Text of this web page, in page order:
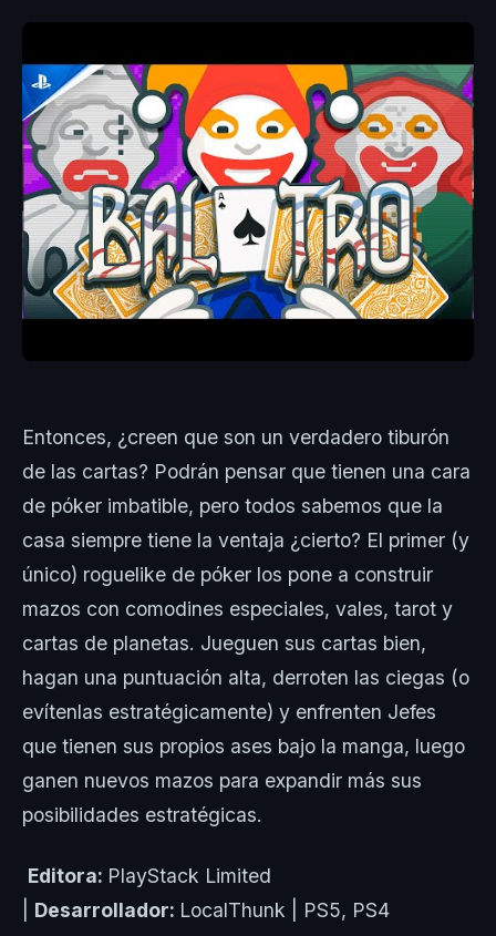
Entonces, ¿creen que son un verdadero tiburón
de las cartas? Podrán pensar que tienen una cara
de póker imbatible, pero todos sabemos que la
casa siempre tiene la ventaja ¿cierto? El primer (y
único) roguelike de póker los pone a construir
mazos con comodines especiales, vales, tarot y
cartas de planetas. Jueguen sus cartas bien,
hagan una puntuación alta, derroten las ciegas (o
evítenlas estratégicamente) y enfrenten Jefes
que tienen sus propios ases bajo la manga, luego
ganen nuevos mazos para expandir más sus
posibilidades estratégicas.
Editora: PlayStack Limited
Desarrollador: LocalThunk | PS5, PS4